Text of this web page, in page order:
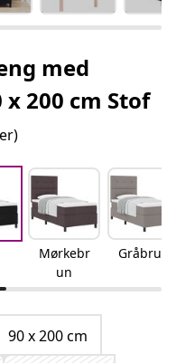
med
200 cm Stof
Mørkebr
un
Gråbrun
90 x 200 cm